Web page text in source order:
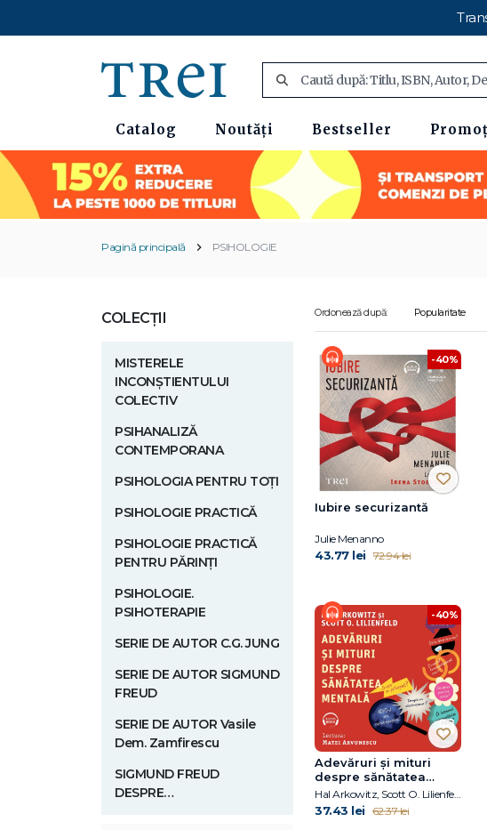
Catalog Noutăți Bestseller
Pagină principală PSIHOLOGIE
COLECȚII
MISTERELE
INCONȘTIENTULUI
COLECTIV
PSIHANALIZĂ
CONTEMPORANA
PSIHOLOGIA PENTRU TOȚI
PSIHOLOGIE PRACTICĂ
PSIHOLOGIE PRACTICĂ
PENTRU PĂRINȚI
PSIHOLOGIE.
PSIHOTERAPIE
SERIE DE AUTOR C.G. JUNG
SERIE DE AUTOR SIGMUND
FREUD
SERIE DE AUTOR Vasile
Dem. Zamfirescu
SIGMUND FREUD
DESPRE…
Ordonează după: Popularitate
-40%
Iubire securizantă
Julie Menanno
43.77 lei 72.94 lei
-40%
Adevăruri și mituri
despre sănătatea
mentală
Hal Arkowitz, Scott O. Lilienfeld
37.43 lei 62.37 lei